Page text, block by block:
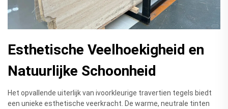
Esthetische Veelhoekigheid en
Natuurlijke Schoonheid
Het opvallende uiterlijk van ivoorkleurige travertien tegels biedt
een unieke esthetische veerkracht. De warme, neutrale tinten